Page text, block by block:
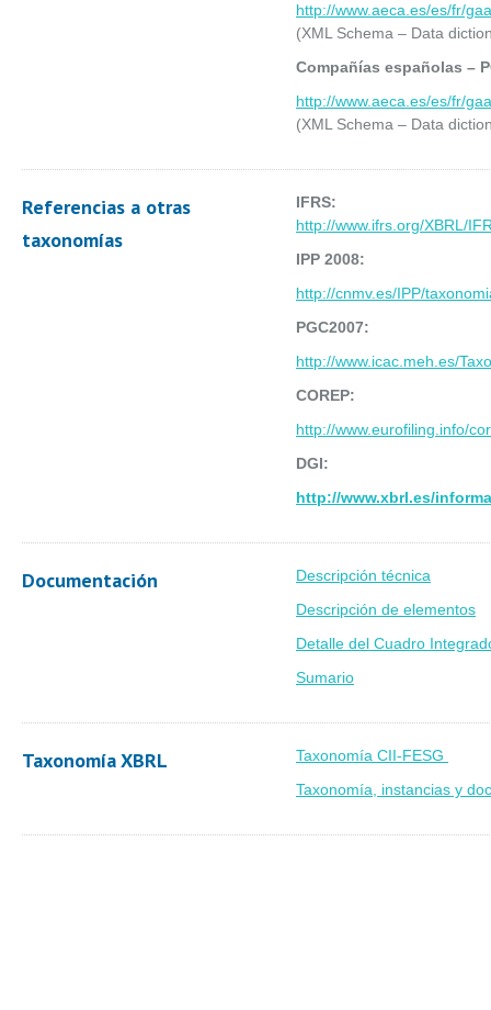
http://www.aeca.es/es/fr/
(XML Schema – Data
Compañías españolas –
http://www.aeca.es/es/fr/
(XML Schema – Data
Referencias a otras
taxonomías
IFRS:
http://www.ifrs.org/XBRL/
IPP 2008:
http://cnmv.es/IPP/
PGC2007:
http://www.icac.meh.es/
COREP:
http://www.eurofiling.info/
DGI:
http://www.xbrl.es/
Documentación
Descripción técnica
Descripción de elementos
Detalle del Cuadro
Sumario
Taxonomía XBRL
Taxonomía CII-FESG
Taxonomía, instancias y